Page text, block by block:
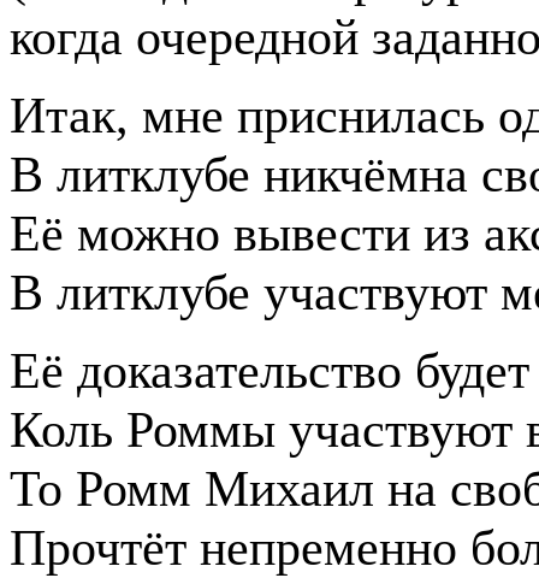
когда очередной
Итак, мне приснилась
В литклубе никчёмна
Её можно вывести из
В литклубе участвуют
Её доказательство
Коль Роммы участвуют
То Ромм Михаил на
Прочтёт непременно